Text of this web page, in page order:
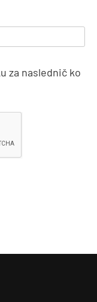
za naslednič ko